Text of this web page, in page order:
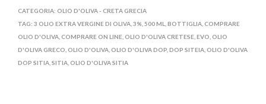
CATEGORIA: OLIO D'OLIVA - CRETA GRECIA
TAG: 3 OLIO EXTRA VERGINE DI OLIVA 3% 500 ML BOTTIGLIA COMPRARE
OLIO D'OLIVA COMPRARE ON LINE OLIO D'OLIVA CRETESE EVO OLIO
D'OLIVA GRECO OLIO D'OLIVA OLIO D'OLIVA DOP DOP SITEIA OLIO D'OLIVA
DOP SITIA SITIA OLIO D'OLIVA SITIA